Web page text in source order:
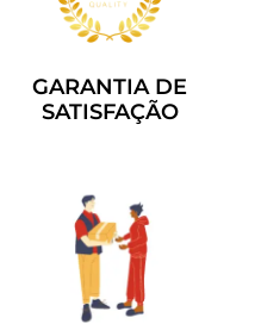
GARANTIA DE
SATISFAÇÃO